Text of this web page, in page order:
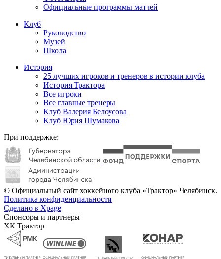
Официальные программы матчей
Клуб
Руководство
Музей
Школа
История
25 лучших игроков и тренеров в истории клуба
История Трактора
Все игроки
Все главные тренеры
Клуб Валерия Белоусова
Клуб Юрия Шумакова
При поддержке:
© Официальный сайт хоккейного клуба «Трактор» Челябинск.
Политика конфиденциальности
Сделано в Xpage
Спонсоры и партнеры
ХК Трактор